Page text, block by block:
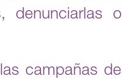
denunciarlas o
campañas de